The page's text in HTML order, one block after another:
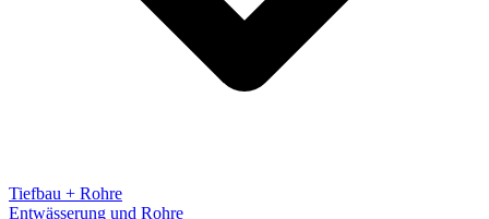
Tiefbau + Rohre
Entwässerung und Rohre